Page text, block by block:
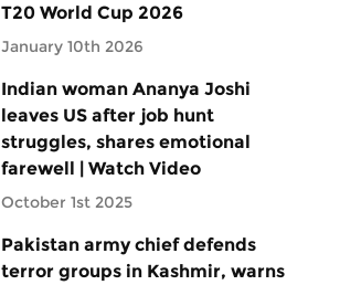
T20 World Cup 2026
January 10th 2026
Indian woman Ananya Joshi
leaves US after job hunt
struggles, shares emotional
farewell | Watch Video
October 1st 2025
Pakistan army chief defends
terror groups in Kashmir, warns